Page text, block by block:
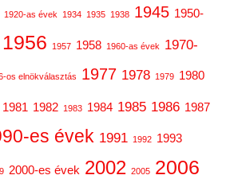
1920-as évek 1934 1935 1938 1945 1950-
1956 1957 1958 1960-as évek
1970-
os elnökválasztás 1977 1978 1979 1980
1981 1982 1983 1984 1985 1986 1987
es évek 1991 1992 1993
2000-es évek 2002 2005 2006